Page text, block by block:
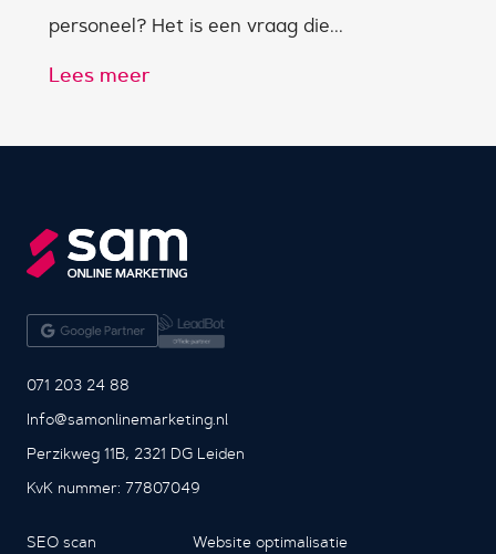
personeel? Het is een vraag die...
Lees meer
071 203 24 88
Info@samonlinemarketing.nl
Perzikweg 11B, 2321 DG Leiden
KvK nummer: 77807049
SEO scan
Website optimalisatie